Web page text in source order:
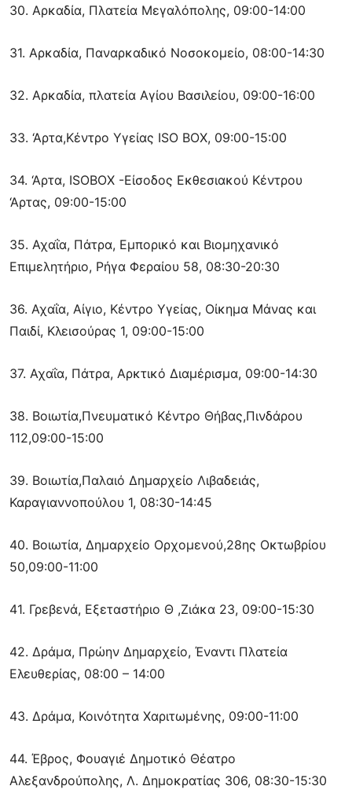
30. Αρκαδία, Πλατεία Μεγαλόπολης, 09:00-14:00
31. Αρκαδία, Παναρκαδικό Νοσοκομείο, 08:00-14:30
32. Αρκαδία, πλατεία Αγίου Βασιλείου, 09:00-16:00
33. ‘Αρτα,Κέντρο Υγείας ISO BOX, 09:00-15:00
34. ‘Αρτα, ISOBOX -Είσοδος Εκθεσιακού Κέντρου
‘Αρτας, 09:00-15:00
35. Αχαΐα, Πάτρα, Εμπορικό και Βιομηχανικό
Επιμελητήριο, Ρήγα Φεραίου 58, 08:30-20:30
36. Αχαΐα, Αίγιο, Κέντρο Υγείας, Οίκημα Μάνας και
Παιδί, Κλεισούρας 1, 09:00-15:00
37. Αχαΐα, Πάτρα, Αρκτικό Διαμέρισμα, 09:00-14:30
38. Βοιωτία,Πνευματικό Κέντρο Θήβας,Πινδάρου
112,09:00-15:00
39. Βοιωτία,Παλαιό Δημαρχείο Λιβαδειάς,
Καραγιαννοπούλου 1, 08:30-14:45
40. Βοιωτία, Δημαρχείο Ορχομενού,28ης Οκτωβρίου
50,09:00-11:00
41. Γρεβενά, Εξεταστήριο Θ ,Ζιάκα 23, 09:00-15:30
42. Δράμα, Πρώην Δημαρχείο, Έναντι Πλατεία
Ελευθερίας, 08:00 – 14:00
43. Δράμα, Κοινότητα Χαριτωμένης, 09:00-11:00
44. Έβρος, Φουαγιέ Δημοτικό Θέατρο
Αλεξανδρούπολης, Λ. Δημοκρατίας 306, 08:30-15:30